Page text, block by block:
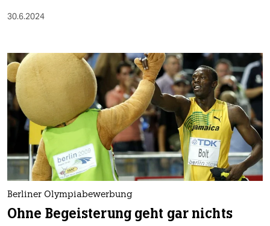
veranstaltungen
fragen & hilfe
unterstützen
abo
genossenschaft
epaper login
30.6.2024
Berliner Olympiabewerbung
Ohne Begeisterung geht gar nichts